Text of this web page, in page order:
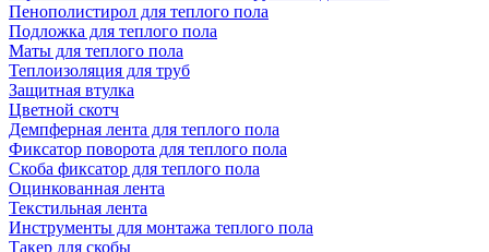
Пенополистирол для теплого пола
Подложка для теплого пола
Маты для теплого пола
Теплоизоляция для труб
Защитная втулка
Цветной скотч
Демпферная лента для теплого пола
Фиксатор поворота для теплого пола
Скоба фиксатор для теплого пола
Оцинкованная лента
Текстильная лента
Инструменты для монтажа теплого пола
Такер для скобы